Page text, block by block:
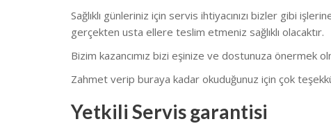
Sağlıklı günleriniz için servis ihtiyacınızı bizler gibi
gerçekten usta ellere teslim etmeniz sağlıklı olacaktır.
Bizim kazancımız bizi eşinize ve dostunuza önermek
Zahmet verip buraya kadar okuduğunuz için çok
Yetkili Servis garantisi